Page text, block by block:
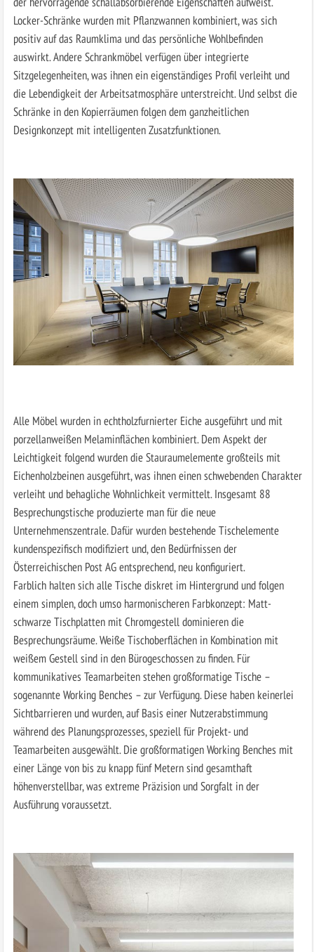
Locker-Schränke wurden mit Pflanzwannen kombiniert, was sich
positiv auf das Raumklima und das persönliche Wohlbefinden
auswirkt. Andere Schrankmöbel verfügen über integrierte
Sitzgelegenheiten, was ihnen ein eigenständiges Profil verleiht und
die Lebendigkeit der Arbeitsatmosphäre unterstreicht. Und selbst die
Schränke in den Kopierräumen folgen dem ganzheitlichen
Designkonzept mit intelligenten Zusatzfunktionen.
Alle Möbel wurden in echtholzfurnierter Eiche ausgeführt und mit
porzellanweißen Melaminflächen kombiniert. Dem Aspekt der
Leichtigkeit folgend wurden die Stauraum­elemente großteils mit
Eichenholzbeinen ausgeführt, was ihnen einen schwebenden Charakter
verleiht und behagliche Wohnlichkeit vermittelt. Insgesamt 88
Besprechungstische produzierte man für die neue
Unternehmenszentrale. Dafür wurden bestehende Tischelemente
kundenspezifisch modifiziert und, den Bedürfnissen der
Österreichischen Post AG entsprechend, neu konfiguriert.
Farblich halten sich alle Tische diskret im Hintergrund und folgen
einem simplen, doch umso harmonischeren Farbkonzept: Matt-
schwarze Tischplatten mit Chromgestell dominieren die
Besprechungsräume. Weiße Tischoberflächen in Kombination mit
weißem Gestell sind in den Bürogeschossen zu finden. Für
kommunikatives Teamarbeiten stehen großformatige Tische –
sogenannte Working Benches – zur Verfügung. Diese haben keinerlei
Sichtbarrieren und wurden, auf Basis einer Nutzerabstimmung
während des Planungsprozesses, speziell für Projekt- und
Teamarbeiten ausgewählt. Die großformatigen Working Benches mit
einer Länge von bis zu knapp fünf Metern sind gesamthaft
höhenverstellbar, was ex­treme Präzision und Sorgfalt in der
Ausführung voraussetzt.